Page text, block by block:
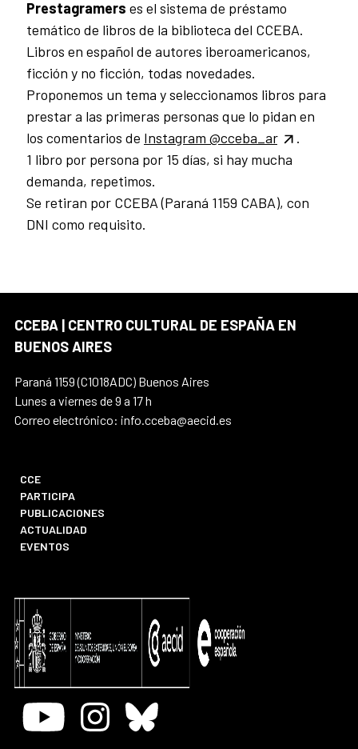
Prestagramers es el sistema de préstamo
temático de libros de la biblioteca del CCEBA.
Libros en español de autores iberoamericanos,
ficción y no ficción, todas novedades.
Proponemos un tema y seleccionamos libros para
prestar a las primeras personas que lo pidan en
los comentarios de Instagram @cceba_ar
.
1 libro por persona por 15 días, si hay mucha
demanda, repetimos.
Se retiran por CCEBA (Paraná 1159 CABA), con
DNI como requisito.
CCEBA | CENTRO CULTURAL DE ESPAÑA EN
BUENOS AIRES
Paraná 1159 (C1018ADC) Buenos Aires
Lunes a viernes de 9 a 17 h
Correo electrónico: info.cceba@aecid.es
CCE
PARTICIPA
PUBLICACIONES
ACTUALIDAD
EVENTOS
Youtube InstagramBluesky